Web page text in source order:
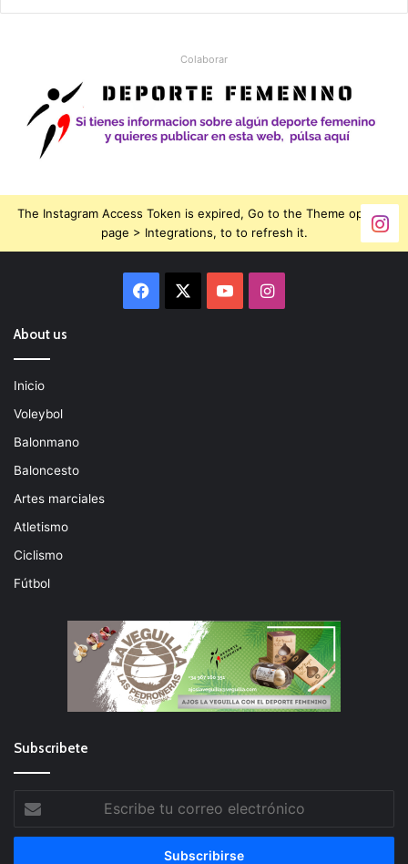
Colaborar
The Instagram Access Token is expired, Go to the Theme options
page > Integrations, to to refresh it.
Facebook YouTubeInstagram
About us
Inicio
Voleybol
Balonmano
Baloncesto
Artes marciales
Atletismo
Ciclismo
Fútbol
Subscribete
tu
correo